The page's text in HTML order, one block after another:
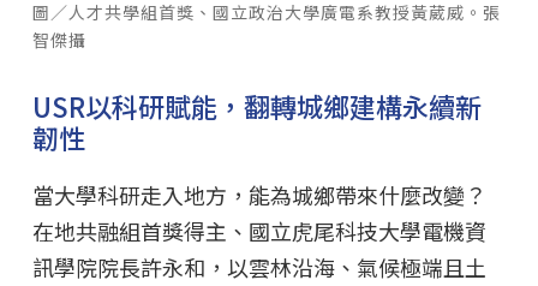
圖／人才共學組首獎、國立政治大學廣電系教授黃葳威。張
智傑攝
USR以科研賦能，翻轉城鄉建構永續新
韌性
當大學科研走入地方，能為城鄉帶來什麼改變？
在地共融組首獎得主、國立虎尾科技大學電機資
訊學院院長許永和，以雲林沿海、氣候極端且土